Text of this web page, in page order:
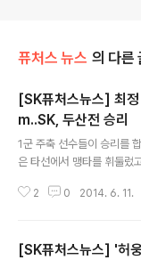
퓨처스 뉴스 의 다른
[SK퓨처스뉴스] 최
m..SK, 두산전 승리
1군 주축 선수들이 승리를
은 타선에서 맹타를 휘둘렀
두산과 퓨처스리그 맞대결
회, 1사 2루서 4번 지명타
2 0 2014. 6. 11.
[SK퓨처스뉴스] '허